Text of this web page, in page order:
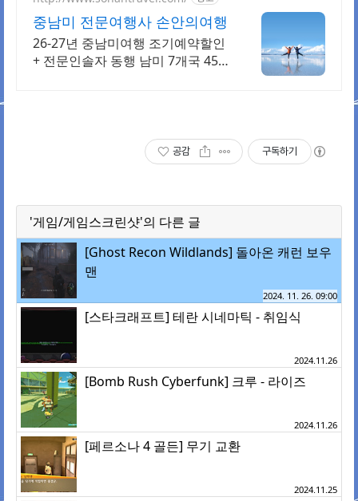
중남미 전문여행사 손안의여행
26-27년 중남미여행 조기예약할인
+ 전문인솔자 동행 남미 7개국 45
공감 구독하기
'게임/게임스크린샷'의 다른 글
[Ghost Recon Wildlands] 돌아온 캐런 보우
맨
2024. 11. 26. 09:00
[스타크래프트] 테란 시네마틱 - 취임식
2024.11.26
[Bomb Rush Cyberfunk] 크루 - 라이즈
2024.11.26
[페르소나 4 골든] 무기 교환
2024.11.25